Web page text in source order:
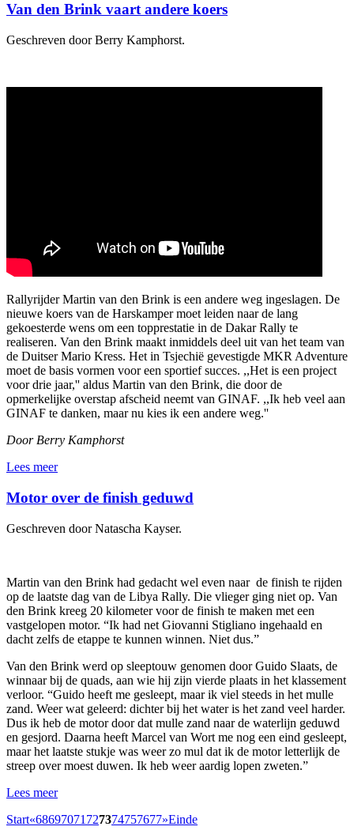
Van den Brink vaart andere koers
Geschreven door Berry Kamphorst.
Rallyrijder Martin van den Brink is een andere weg ingeslagen. De
nieuwe koers van de Harskamper moet leiden naar de lang
gekoesterde wens om een topprestatie in de Dakar Rally te
realiseren. Van den Brink maakt inmiddels deel uit van het team van
de Duitser Mario Kress. Het in Tsjechië gevestigde MKR Adventure
moet de basis vormen voor een sportief succes. ,,Het is een project
voor drie jaar,'' aldus Martin van den Brink, die door de
opmerkelijke overstap afscheid neemt van GINAF. ,,Ik heb veel aan
GINAF te danken, maar nu kies ik een andere weg.''
Door Berry Kamphorst
Lees meer
Motor over de finish geduwd
Geschreven door Natascha Kayser.
Martin van den Brink had gedacht wel even naar de finish te rijden
op de laatste dag van de Libya Rally. Die vlieger ging niet op. Van
den Brink kreeg 20 kilometer voor de finish te maken met een
vastgelopen motor. “Ik had net Giovanni Stigliano ingehaald en
dacht zelfs de etappe te kunnen winnen. Niet dus.”
Van den Brink werd op sleeptouw genomen door Guido Slaats, de
winnaar bij de quads, aan wie hij zijn vierde plaats in het klassement
verloor. “Guido heeft me gesleept, maar ik viel steeds in het mulle
zand. Weer wat geleerd: dichter bij het water is het zand veel harder.
Dus ik heb de motor door dat mulle zand naar de waterlijn geduwd
en gesjord. Daarna heeft Marcel van Wort me nog een eind gesleept,
maar het laatste stukje was weer zo mul dat ik de motor letterlijk de
streep over moest duwen. Ik heb weer aardig lopen zweten.”
Lees meer
Start«68697071 727374757677»Einde